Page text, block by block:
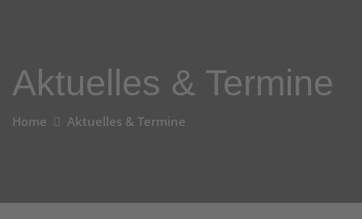
Aktuelles & Termine
Home Aktuelles & Termine